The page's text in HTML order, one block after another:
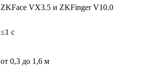
ZKFace VX3.5 и ZKFinger V10.0
≤1 с
от 0,3 до 1,6 м